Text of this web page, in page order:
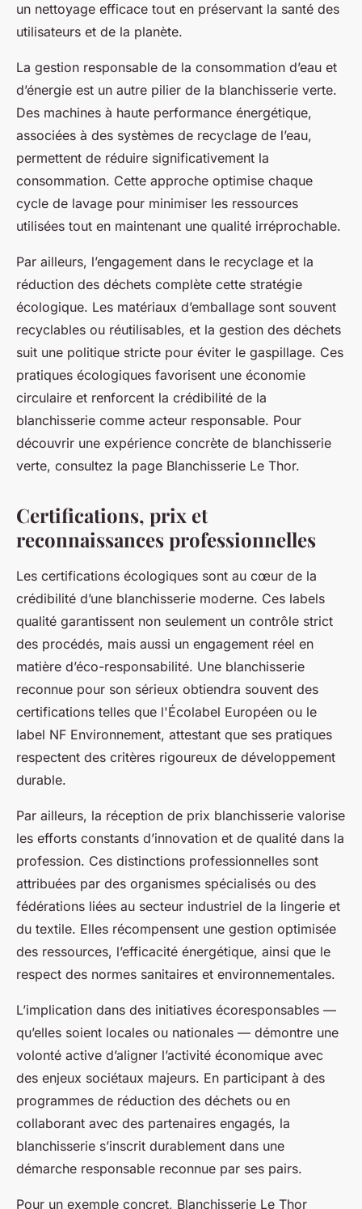
un nettoyage efficace tout en préservant la santé des
utilisateurs et de la planète.
La gestion responsable de la consommation d’eau et
d’énergie est un autre pilier de la blanchisserie verte.
Des machines à haute performance énergétique,
associées à des systèmes de recyclage de l’eau,
permettent de réduire significativement la
consommation. Cette approche optimise chaque
cycle de lavage pour minimiser les ressources
utilisées tout en maintenant une qualité irréprochable.
Par ailleurs, l’engagement dans le recyclage et la
réduction des déchets complète cette stratégie
écologique. Les matériaux d’emballage sont souvent
recyclables ou réutilisables, et la gestion des déchets
suit une politique stricte pour éviter le gaspillage. Ces
pratiques écologiques favorisent une économie
circulaire et renforcent la crédibilité de la
blanchisserie comme acteur responsable. Pour
découvrir une expérience concrète de blanchisserie
verte, consultez la page Blanchisserie Le Thor.
Certifications, prix et
reconnaissances professionnelles
Les certifications écologiques sont au cœur de la
crédibilité d’une blanchisserie moderne. Ces labels
qualité garantissent non seulement un contrôle strict
des procédés, mais aussi un engagement réel en
matière d’éco-responsabilité. Une blanchisserie
reconnue pour son sérieux obtiendra souvent des
certifications telles que l'Écolabel Européen ou le
label NF Environnement, attestant que ses pratiques
respectent des critères rigoureux de développement
durable.
Par ailleurs, la réception de prix blanchisserie valorise
les efforts constants d’innovation et de qualité dans la
profession. Ces distinctions professionnelles sont
attribuées par des organismes spécialisés ou des
fédérations liées au secteur industriel de la lingerie et
du textile. Elles récompensent une gestion optimisée
des ressources, l’efficacité énergétique, ainsi que le
respect des normes sanitaires et environnementales.
L’implication dans des initiatives écoresponsables —
qu’elles soient locales ou nationales — démontre une
volonté active d’aligner l’activité économique avec
des enjeux sociétaux majeurs. En participant à des
programmes de réduction des déchets ou en
collaborant avec des partenaires engagés, la
blanchisserie s’inscrit durablement dans une
démarche responsable reconnue par ses pairs.
Pour un exemple concret, Blanchisserie Le Thor